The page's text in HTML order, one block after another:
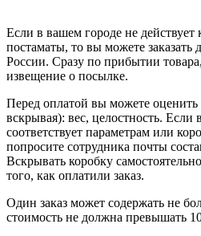
Если в вашем городе не действует
постаматы, то вы можете заказать
России. Сразу по прибытии
извещение о посылке.
Перед оплатой вы можете оценить
вскрывая): вес, целостность. Если
соответствует параметрам или
попросите сотрудника почты
Вскрывать коробку
того, как оплатили заказ.
Один заказ может содержать не
стоимость не должна превышать